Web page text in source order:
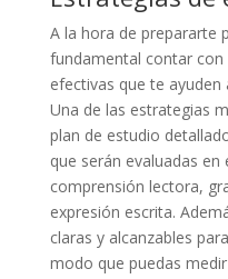
A la hora de prepararte
fundamental contar
efectivas que te
Una de las estrategias
plan de estudio
que serán evaluadas
comprensión lectora,
expresión escrita.
claras y alcanzables
modo que puedas